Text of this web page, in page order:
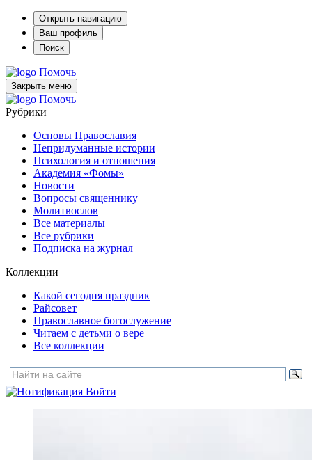
Открыть навигацию
Ваш профиль
Поиск
Помочь
Закрыть меню
Помочь
Рубрики
Основы Православия
Непридуманные истории
Психология и отношения
Академия «Фомы»
Новости
Вопросы священнику
Молитвослов
Все материалы
Все рубрики
Подписка на журнал
Коллекции
Какой сегодня праздник
Райсовет
Православное богослужение
Читаем с детьми о вере
Все коллекции
Войти